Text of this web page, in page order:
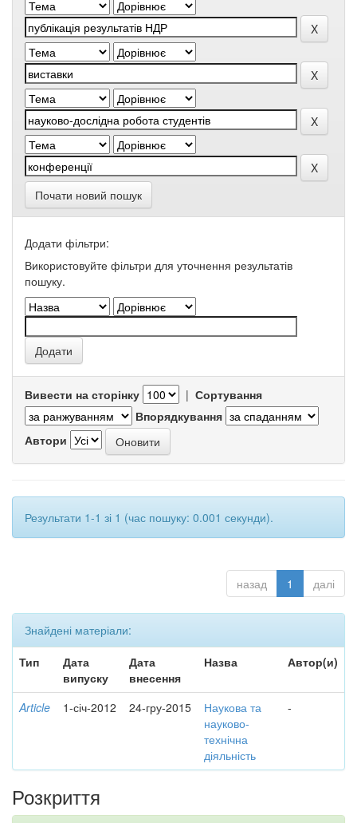
Почати новий пошук
Додати фільтри:
Використовуйте фільтри для уточнення результатів
пошуку.
Вивести на сторінку | Сортування
Впорядкування
Автори
Результати 1-1 зі 1 (час пошуку: 0.001 секунди).
назад 1 далі
Знайдені матеріали:
Тип
Дата
випуску
Дата
внесення
Назва Автор(и)
Article 1-січ-2012 24-гру-2015
Наукова та
науково-
технічна
діяльність
-
Розкриття